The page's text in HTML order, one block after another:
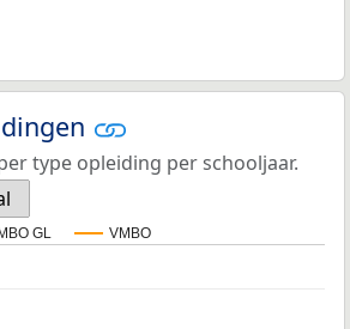
type opleiding per schooljaar.
GL VMBO